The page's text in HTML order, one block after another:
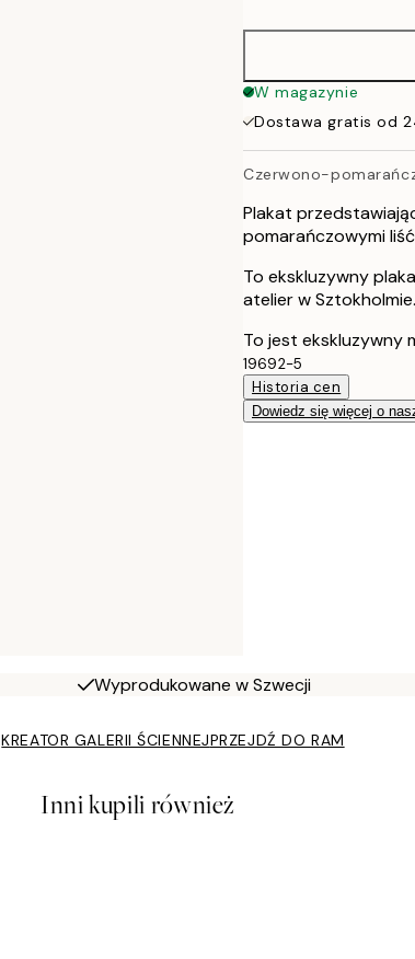
100x150 cm
W magazynie
Dostawa gratis od
Czerwono-
Plakat
pomarańczowymi
To ekskluzywny
atelier w Sztokholmie.
To jest ekskluzywny
19692-5
Historia cen
Dowiedz się więcej o
Wyprodukowane w Szwecji
KREATOR GALERII ŚCIENNEJPRZEJDŹ DO RAM
Inni kupili również